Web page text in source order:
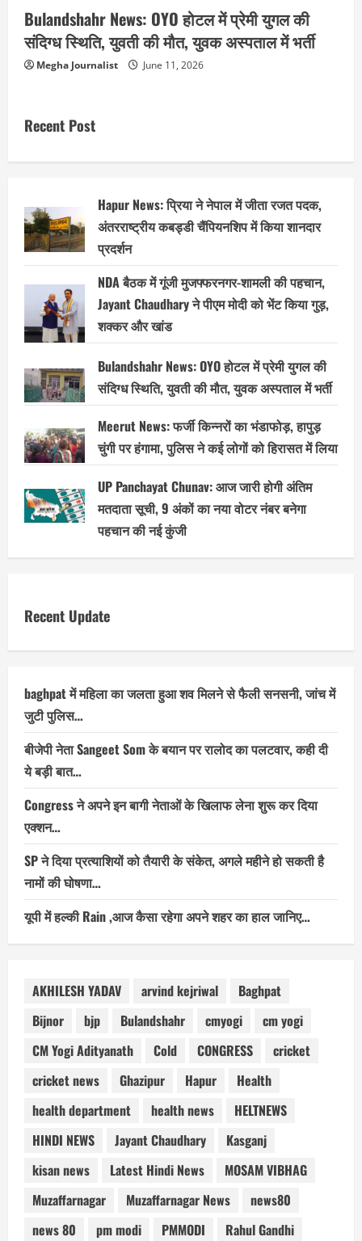
Bulandshahr News: OYO होटल में प्रेमी युगल की
संदिग्ध स्थिति, युवती की मौत, युवक अस्पताल में भर्ती
Megha Journalist June 11, 2026
Recent Post
Hapur News: प्रिया ने नेपाल में जीता रजत पदक,
अंतरराष्ट्रीय कबड्डी चैंपियनशिप में किया शानदार
प्रदर्शन
NDA बैठक में गूंजी मुजफ्फरनगर-शामली की पहचान,
Jayant Chaudhary ने पीएम मोदी को भेंट किया गुड़,
शक्कर और खांड
Bulandshahr News: OYO होटल में प्रेमी युगल की
संदिग्ध स्थिति, युवती की मौत, युवक अस्पताल में भर्ती
Meerut News: फर्जी किन्नरों का भंडाफोड़, हापुड़
चुंगी पर हंगामा, पुलिस ने कई लोगों को हिरासत में लिया
UP Panchayat Chunav: आज जारी होगी अंतिम
मतदाता सूची, 9 अंकों का नया वोटर नंबर बनेगा
पहचान की नई कुंजी
Recent Update
baghpat में महिला का जलता हुआ शव मिलने से फैली सनसनी, जांच में
जुटी पुलिस…
बीजेपी नेता Sangeet Som के बयान पर रालोद का पलटवार, कही दी
ये बड़ी बात…
Congress ने अपने इन बागी नेताओं के खिलाफ लेना शुरू कर दिया
एक्शन…
SP ने दिया प्रत्याशियों को तैयारी के संकेत, अगले महीने हो सकती है
नामों की घोषणा…
यूपी में हल्की Rain ,आज कैसा रहेगा अपने शहर का हाल जानिए…
AKHILESH YADAV arvind kejriwal
Baghpat
Bijnor
bjp Bulandshahr cmyogi
cm yogi
CM Yogi Adityanath
Cold CONGRESS
cricket
cricket news
Ghazipur Hapur
Health
health department
health news
HELTNEWS
HINDI NEWS
Jayant Chaudhary
Kasganj
kisan news
Latest Hindi News
MOSAM VIBHAG
Muzaffarnagar
Muzaffarnagar News
news80
news 80
pm modi PMMODI
Rahul Gandhi